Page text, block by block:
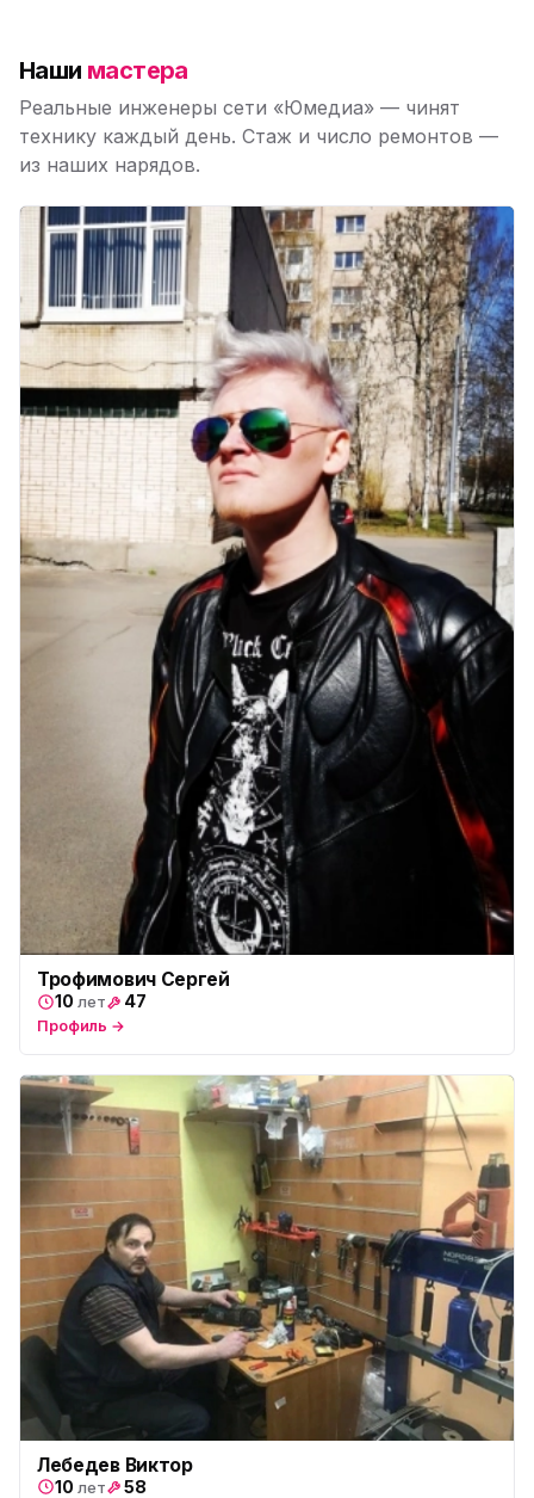
Наши мастера
Реальные инженеры сети «Юмедиа» — чинят
технику каждый день. Стаж и число ремонтов —
из наших нарядов.
Трофимович Сергей
10 лет 47
Профиль →
Лебедев Виктор
10 лет 58